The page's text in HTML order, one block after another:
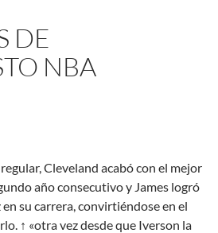
DE
NBA
Cleveland acabó con el mejor
año consecutivo y James logró
su carrera, convirtiéndose en el
↑ «otra vez desde que Iverson la